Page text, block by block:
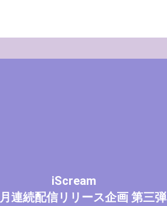
iScream
連続配信リリース企画 第三弾